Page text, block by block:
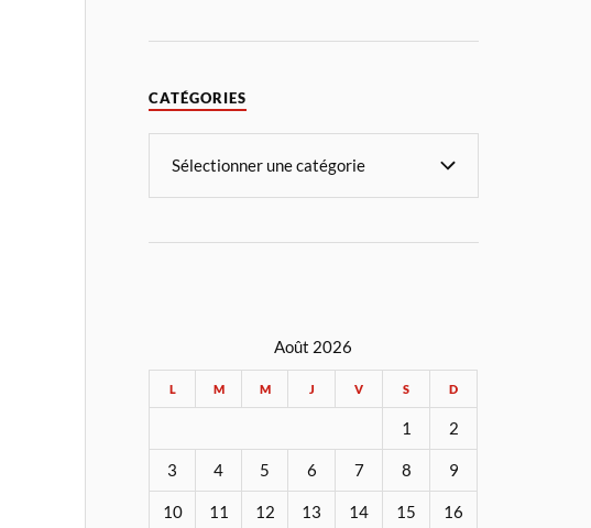
CATÉGORIES
Août 2026
L M M J V S D
1 2
3 4 5 6 7 8 9
10 11 12 13 14 15 16